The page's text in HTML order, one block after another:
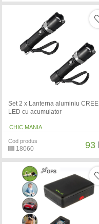
Set 2 x Lanterna aluminiu CREE
LED cu acumulator
CHIC MANIA
Cod produs
18060 93